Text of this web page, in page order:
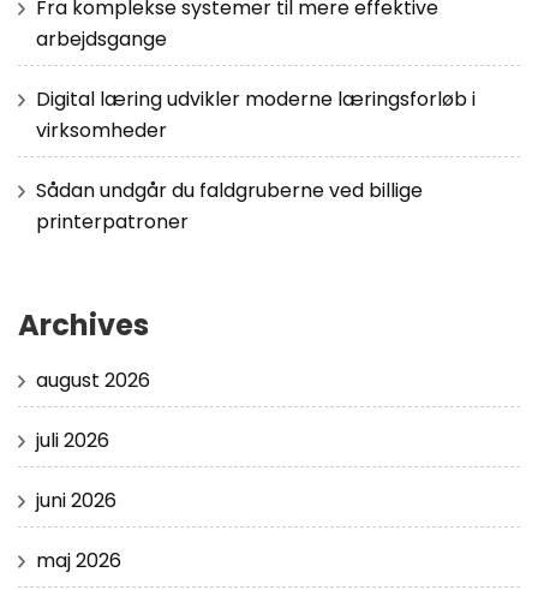
Fra komplekse systemer til mere effektive
arbejdsgange
Digital læring udvikler moderne læringsforløb i
virksomheder
Sådan undgår du faldgruberne ved billige
printerpatroner
Archives
august 2026
juli 2026
juni 2026
maj 2026